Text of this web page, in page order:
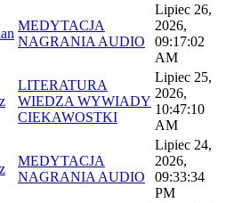
MEDYTACJA
NAGRANIA AUDIO
Lipiec 26,
2026,
09:17:02
AM
LITERATURA
WIEDZA WYWIADY
CIEKAWOSTKI
Lipiec 25,
2026,
10:47:10
AM
MEDYTACJA
NAGRANIA AUDIO
Lipiec 24,
2026,
09:33:34
PM